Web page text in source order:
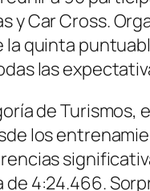
y Car Cross.
la quinta
las
de Turismos,
los
de 4:24.466.